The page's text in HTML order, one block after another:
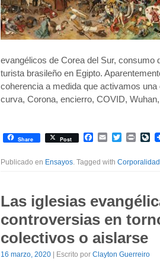
evangélicos de Corea del Sur, consumo
turista brasileño en Egipto.
coherencia a medida que activamos
curva, Corona, encierro, COVID,
Share Post Facebook
EmailTwitterPrint
Publicado en Ensayos. Tagged with Corporalidad
Las iglesias
controversias en
colectivos o aislarse
16 marzo, 2020 | Escrito por Clayton Guerreiro